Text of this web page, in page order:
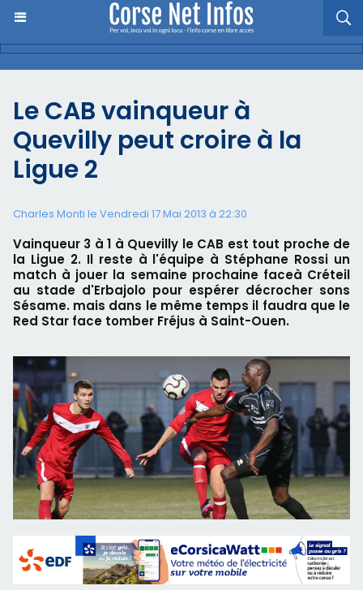
Le CAB vainqueur à
Quevilly peut croire à la
Ligue 2
Charles Monti le Vendredi 17 Mai 2013 à 22:30
Vainqueur 3 à 1 à Quevilly le CAB est tout proche de
la Ligue 2. Il reste à l'équipe à Stéphane Rossi un
match à jouer la semaine prochaine faceà Créteil
au stade d'Erbajolo pour espérer décrocher sons
Sésame. mais dans le même temps il faudra que le
Red Star face tomber Fréjus à Saint-Ouen.